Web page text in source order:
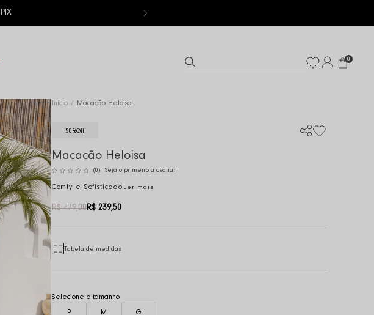
PRIMEIRACOMPRA
0
Início Macacão Heloisa
50%Off
Macacão Heloisa
(0) Seja o primeiro a avaliar
Comfy e Sofisticado Ler mais
R$ 479,00R$ 239,50
Tabela de medidas
P M G